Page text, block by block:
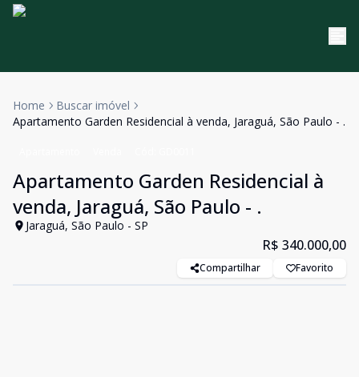
Home
Buscar imóvel
Apartamento Garden Residencial à venda, Jaraguá, São Paulo - .
Apartamento Garden Residencial à
venda, Jaraguá, São Paulo - .
Jaraguá, São Paulo - SP
R$ 340.000,00
Compartilhar Favorito